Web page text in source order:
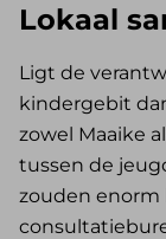
Lokaal
Ligt de
kindergebit
zowel Maaike
tussen de
zouden enorm